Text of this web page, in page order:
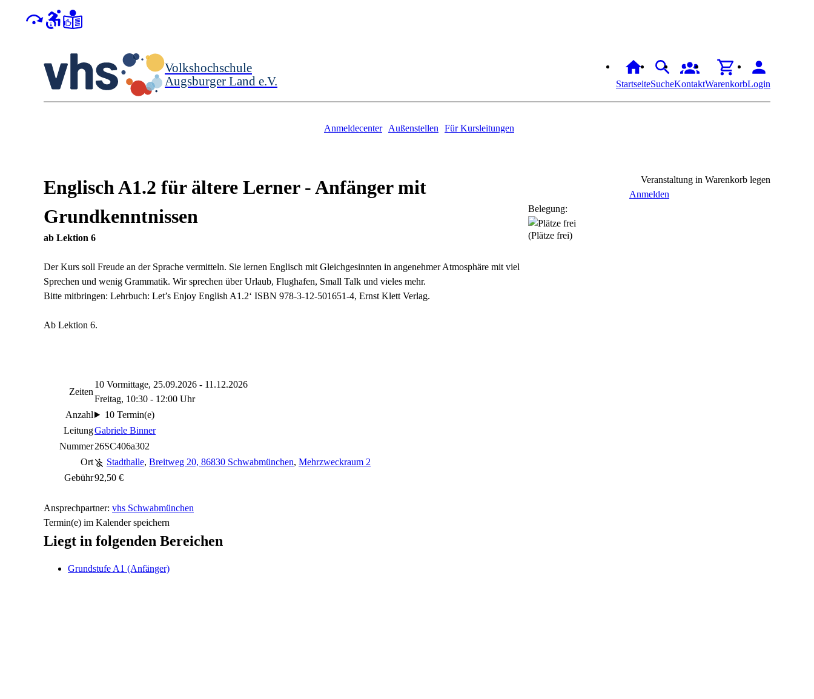
Volkshochschule
Augsburger Land e.V.
StartseiteSucheKontaktWarenkorbLogin
Anmeldecenter Außenstellen Für Kursleitungen
Englisch A1.2 für ältere Lerner - Anfänger mit
Grundkenntnissen
ab Lektion 6
Der Kurs soll Freude an der Sprache vermitteln. Sie lernen Englisch mit Gleichgesinnten in angenehmer Atmosphäre mit viel
Sprechen und wenig Grammatik. Wir sprechen über Urlaub, Flughafen, Small Talk und vieles mehr.
Bitte mitbringen: Lehrbuch: Let’s Enjoy English A1.2‘ ISBN 978-3-12-501651-4, Ernst Klett Verlag.
Ab Lektion 6.
Zeiten
10 Vormittage, 25.09.2026 - 11.12.2026
Freitag, 10:30 - 12:00 Uhr
Anzahl
10 Termin(e)
LeitungGabriele Binner
Nummer26SC406a302
Ort
Stadthalle, Breitweg 20, 86830 Schwabmünchen, Mehrzweckraum 2
Gebühr92,50 €
Ansprechpartner: vhs Schwabmünchen
Veranstaltung in Warenkorb legen
Anmelden
Belegung:
(Plätze frei)
Termin(e) im Kalender speichern
Liegt in folgenden Bereichen
Grundstufe A1 (Anfänger)